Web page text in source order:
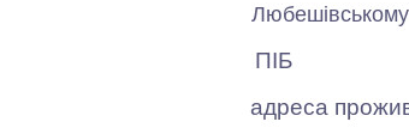
Любешівському
ПІБ
адреса